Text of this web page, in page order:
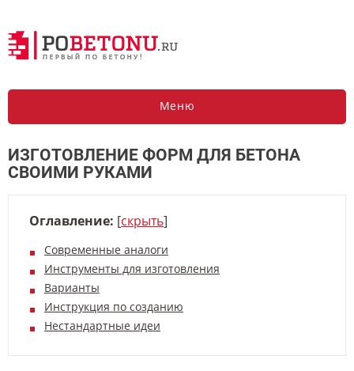
Меню
ИЗГОТОВЛЕНИЕ ФОРМ ДЛЯ БЕТОНА
СВОИМИ РУКАМИ
Оглавление: [скрыть]
Современные аналоги
Инструменты для изготовления
Варианты
Инструкция по созданию
Нестандартные идеи